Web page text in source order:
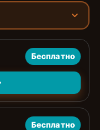
Бесплатно
Бесплатно